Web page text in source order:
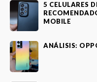
5 CELULARES
MOBILE
ANÁLISIS: